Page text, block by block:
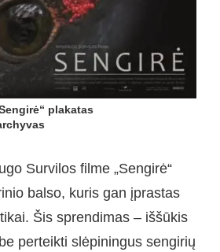
plakatas
Survilos filme „Sengirė“
balso, kuris gan įprastas
Šis sprendimas – iššūkis
perteikti slėpiningus sengirių